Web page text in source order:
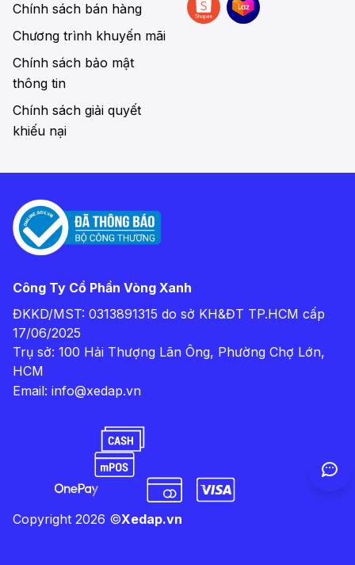
Chính sách bán hàng
Chương trình khuyến mãi
Chính sách bảo mật
thông tin
Chính sách giải quyết
khiếu nại
Công Ty Cổ Phần Vòng Xanh
ĐKKD/MST: 0313891315 do sở KH&ĐT TP.HCM cấp
17/06/2025
Trụ sở: 100 Hải Thượng Lãn Ông, Phường Chợ Lớn,
HCM
Email: info@xedap.vn
Copyright 2026 ©Xedap.vn